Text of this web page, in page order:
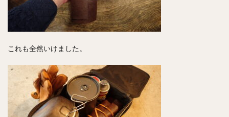
これも全然いけました。